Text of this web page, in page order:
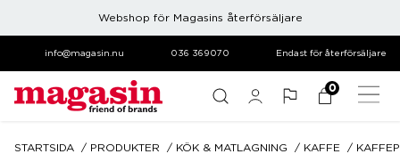
Webshop för Magasins återförsäljare
info@magasin.nu 036 369070 Endast för återförsäljare
0
STARTSIDA PRODUKTER KÖK & MATLAGNING KAFFE